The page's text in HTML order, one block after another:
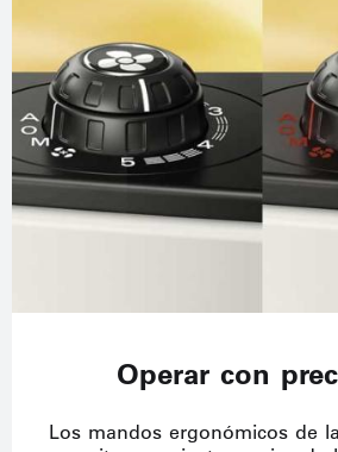
Operar con
Los mandos ergonómicos de